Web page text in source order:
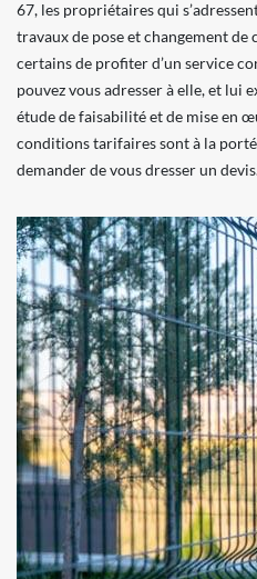
67, les propriétaires qui
travaux de pose et changement
certains de profiter d’un service
pouvez vous adresser à elle, et lui
étude de faisabilité et de mise en
conditions tarifaires sont à la
demander de vous dresser un